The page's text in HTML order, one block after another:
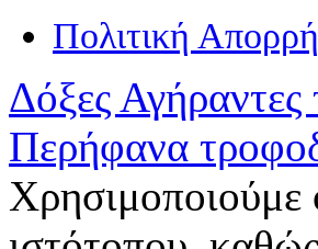
Πολιτική
Δόξες
Περήφανα
Χρησιμοποιούμε